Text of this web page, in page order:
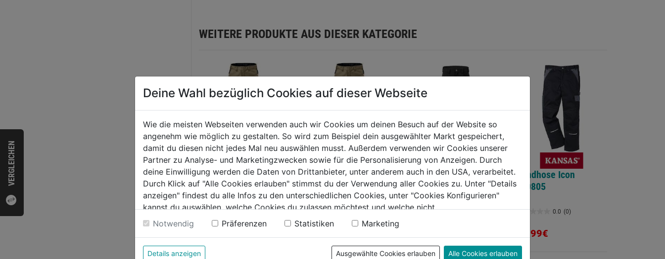
VERGLEICHEN
WEITERE PRODUKTE AUS DIESER KATEGORIE
Bundhose
khaki/schwarz Gr.44
FUSION 2555
0.0 (0)
Sternen.
Bundhose FUSION
2555
0.0 (0)
von
Stretchhose Athletiq
schwarz
0.0 (0)
Sternen.
Bundhose Icon
100805
0.0 (0)
Sternen.
94,99€
Deine Wahl bezüglich Cookies auf dieser Webseite
Wie die meisten Webseiten verwenden auch wir Cookies um deinen Besuch auf der Website so
angenehm wie möglich zu gestalten. So wird zum Beispiel dein ausgewählter Markt gespeichert,
damit du diesen nicht jedes Mal neu auswählen musst. Außerdem verwenden wir Cookies unserer
Partner zu Analyse- und Marketingzwecken sowie für die Personalisierung von Anzeigen. Durch
deine Einwilligung werden die Daten von Drittanbieter, unter anderem auch in den USA, verarbeitet.
Durch Klick auf "Alle Cookies erlauben" stimmst du der Verwendung aller Cookies zu. Unter "Details
anzeigen" findest du alle Infos zu den unterschiedlichen Cookies, unter "Cookies Konfigurieren"
kannst du auswählen, welche Cookies du zulassen möchtest und welche nicht.
Weitere Informationen findest du in unserer Datenschutzerklärung
Notwendig Präferenzen Statistiken Marketing
Details anzeigen Ausgewählte Cookies erlauben Alle Cookies erlauben